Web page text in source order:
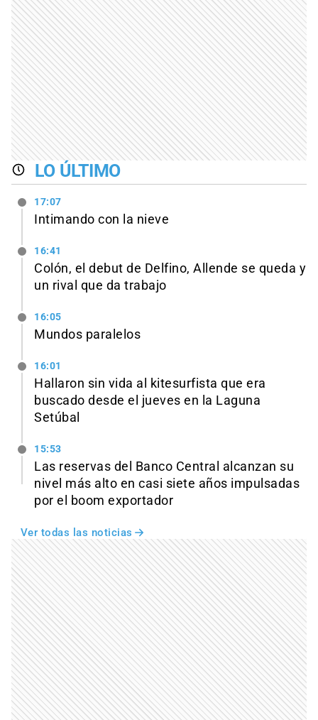
LO ÚLTIMO
17:07
Intimando con la nieve
16:41
Colón, el debut de Delfino, Allende se queda y
un rival que da trabajo
16:05
Mundos paralelos
16:01
Hallaron sin vida al kitesurfista que era
buscado desde el jueves en la Laguna
Setúbal
15:53
Las reservas del Banco Central alcanzan su
nivel más alto en casi siete años impulsadas
por el boom exportador
Ver todas las noticias